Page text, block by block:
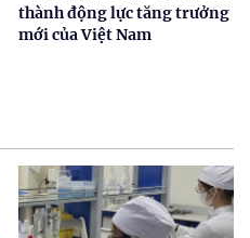
thành động lực tăng trưởng
mới của Việt Nam